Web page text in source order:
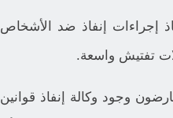
إجراءات إنفاذ ضد الأشخاص
تفتيش واسعة.
أن 65% من الأمريكيين يعارضون وجود وكالة إنفاذ قوانين